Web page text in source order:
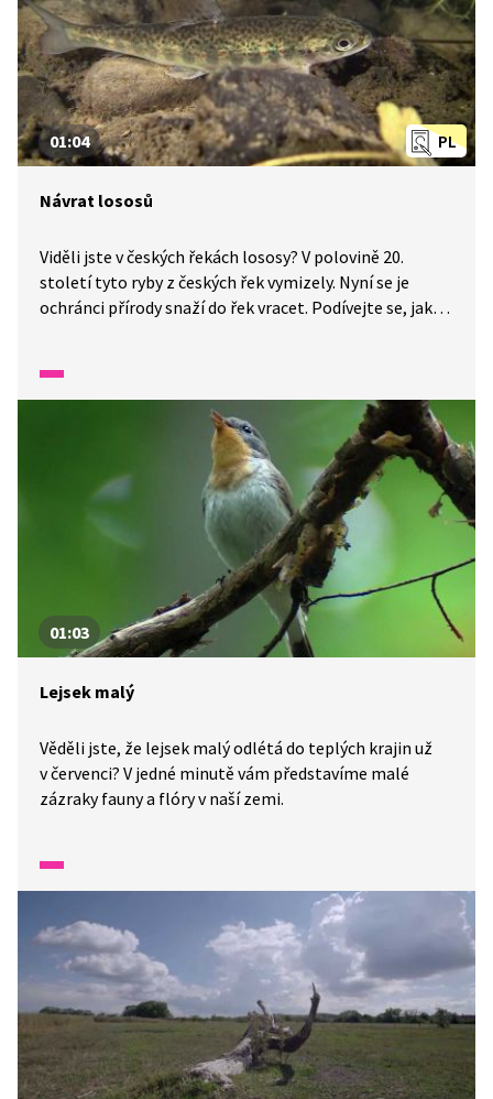
PL
01:04
Návrat lososů
Viděli jste v českých řekách lososy? V polovině 20.
století tyto ryby z českých řek vymizely. Nyní se je
ochránci přírody snaží do řek vracet. Podívejte se, jak
v naší zemi.
01:03
Lejsek malý
Věděli jste, že lejsek malý odlétá do teplých krajin už
v červenci? V jedné minutě vám představíme malé
zázraky fauny a flóry v naší zemi.